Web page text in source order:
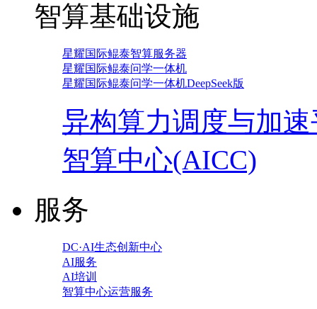
智算基础设施
星耀国际鲲泰智算服务器
星耀国际鲲泰问学一体机
星耀国际鲲泰问学一体机DeepSeek版
异构算力调度与加
智算中心(AICC)
服务
DC·AI生态创新中心
AI服务
AI培训
智算中心运营服务